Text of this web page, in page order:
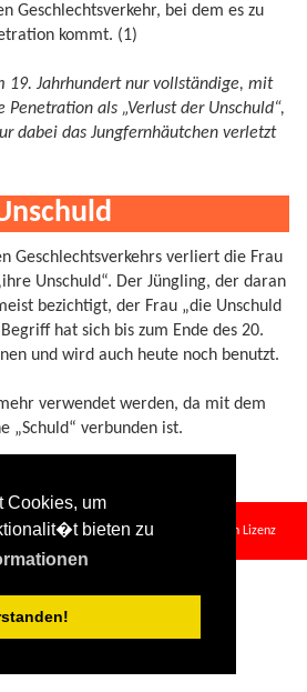
Cookies, um
bieten zu
Geschlechtsverkehr, bei dem es zu
kommt. (1)
19. Jahrhundert nur vollständige, mit
als „Verlust der Unschuld“,
dabei das Jungfernhäutchen verletzt
Geschlechtsverkehrs verliert die Frau
Unschuld“. Der Jüngling, der daran
bezichtigt, der Frau „die Unschuld
hat sich bis zum Ende des 20.
und wird auch heute noch benutzt.
verwendet werden, da mit dem
„Schuld“ verbunden ist.
2024/08/11 09:34
der Inhalt dieses Wikis unter der folgenden Lizenz
Alike 4.0 International